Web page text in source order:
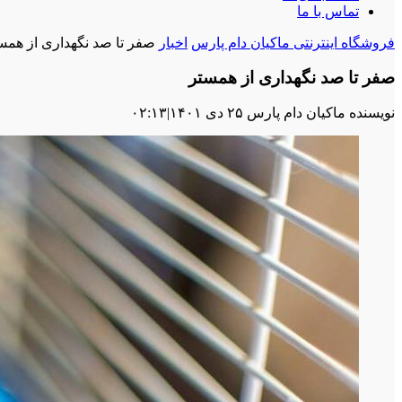
تماس با ما
فروشگاه اینترنتی ماکیان دام پارس اخبار صفر تا صد نگهداری از
صفر تا صد نگهداری از همستر
نویسنده ماکیان دام پارس ۲۵ دی ۱۴۰۱ |۰۲:۱۳